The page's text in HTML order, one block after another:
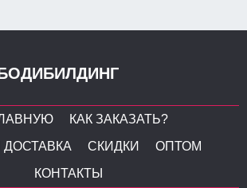
КАК ЗАКАЗАТЬ?
СКИДКИ
ОПТОМ
КОНТАКТЫ